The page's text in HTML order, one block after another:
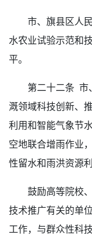
市、旗县区人
水农业试验示范和
平。
第二十二条 市
溉领域科技创新、
利用和智能气象节
空地联合增雨作业
性留水和雨洪资源利
鼓励高等院校
技术推广有关的单
工作，与群众性科